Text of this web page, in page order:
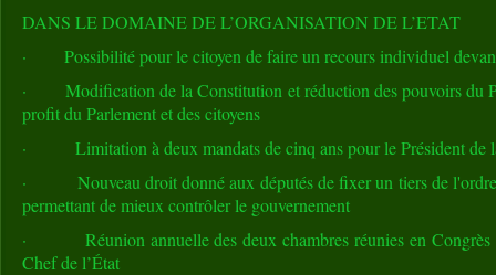
DANS LE DOMAINE DE L’ORGANISATION DE L’ETAT
· Possibilité pour le citoyen de faire un recours individuel
· Modification de la Constitution et réduction des pouvoirs du
profit du Parlement et des citoyens
· Limitation à deux mandats de cinq ans pour le Président de
· Nouveau droit donné aux députés de fixer un tiers de l'ordre
permettant de mieux contrôler le gouvernement
· Réunion annuelle des deux chambres réunies en Congrès
Chef de l’État